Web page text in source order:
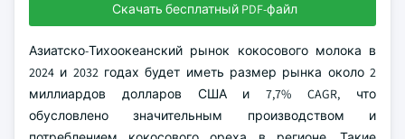
Скачать бесплатный PDF-файл
Азиатско-Тихоокеанский рынок кокосового молока в
2024 и 2032 годах будет иметь размер рынка около 2
миллиардов долларов США и 7,7% CAGR, что
обусловлено значительным производством и